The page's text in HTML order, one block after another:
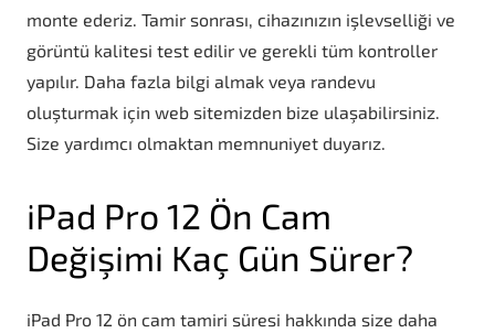
monte ederiz. Tamir sonrası, cihazınızın işlevselliği ve
görüntü kalitesi test edilir ve gerekli tüm kontroller
yapılır. Daha fazla bilgi almak veya randevu
oluşturmak için web sitemizden bize ulaşabilirsiniz.
Size yardımcı olmaktan memnuniyet duyarız.
iPad Pro 12 Ön Cam
Değişimi Kaç Gün Sürer?
iPad Pro 12 ön cam tamiri süresi hakkında size daha